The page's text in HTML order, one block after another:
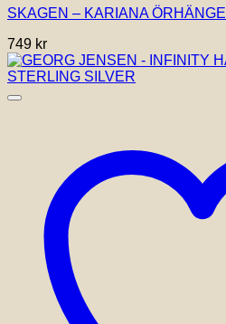
SKAGEN – KARIANA ÖRHÄNGE
749 kr